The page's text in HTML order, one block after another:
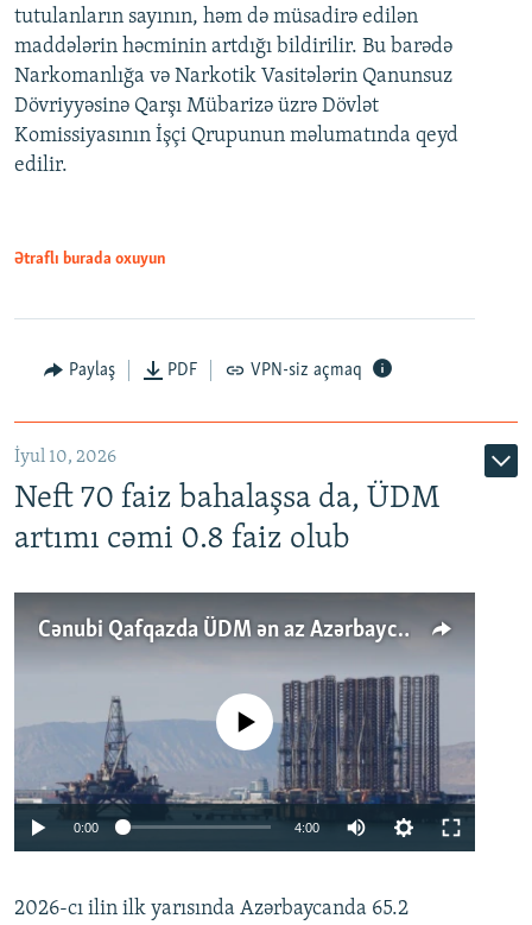
tutulanların sayının, həm də müsadirə edilən
maddələrin həcminin artdığı bildirilir. Bu barədə
Narkomanlığa və Narkotik Vasitələrin Qanunsuz
Dövriyyəsinə Qarşı Mübarizə üzrə Dövlət
Komissiyasının İşçi Qrupunun məlumatında qeyd
edilir.
Ətraflı burada oxuyun
Paylaş PDF VPN-siz açmaq
İyul 10, 2026
Neft 70 faiz bahalaşsa da, ÜDM
artımı cəmi 0.8 faiz olub
Cənubi Qafqazda ÜDM ən az Azərbaycanda artır: Qonşuları niyə Bakını qabaqlaya bilir?
No media source currently available
0:00 4:00
360p
2026-cı ilin ilk yarısında Azərbaycanda 65.2